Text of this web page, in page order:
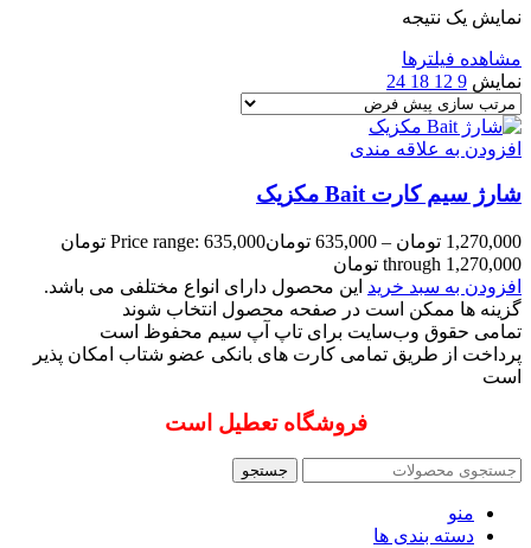
نمایش یک نتیجه
مشاهده فیلترها
نمایش 9
12
18
24
افزودن به علاقه مندی
شارژ سیم کارت Bait مکزیک
1,270,000 تومان –
635,000 تومان
Price range: 635,000 تومان
through 1,270,000 تومان
افزودن به سبد خرید این محصول دارای انواع مختلفی می باشد.
گزینه ها ممکن است در صفحه محصول انتخاب شوند
تمامی حقوق وب‌سایت برای تاپ آپ سیم محفوظ است
پرداخت از طریق تمامی کارت های بانکی عضو شتاب امکان پذیر
است
فروشگاه تعطیل است
جستجو
منو
دسته بندی ها